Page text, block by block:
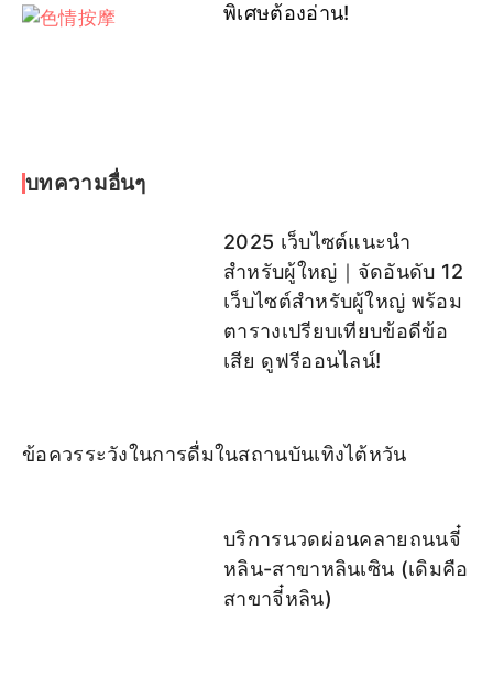
พิเศษต้องอ่าน!
บทความอื่นๆ
2025 เว็บไซต์แนะนำ
สำหรับผู้ใหญ่｜จัดอันดับ 12
เว็บไซต์สำหรับผู้ใหญ่ พร้อม
ตารางเปรียบเทียบข้อดีข้อ
เสีย ดูฟรีออนไลน์!
ข้อควรระวังในการดื่มในสถานบันเทิงไต้หวัน
บริการนวดผ่อนคลายถนนจี๋
หลิน-สาขาหลินเซิน (เดิมคือ
สาขาจี๋หลิน)